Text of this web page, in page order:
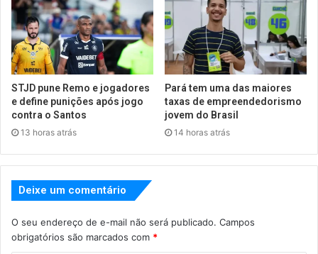
STJD pune Remo e jogadores
e define punições após jogo
contra o Santos
13 horas atrás
Pará tem uma das maiores
taxas de empreendedorismo
jovem do Brasil
14 horas atrás
Deixe um comentário
O seu endereço de e-mail não será publicado. Campos
obrigatórios são marcados com *